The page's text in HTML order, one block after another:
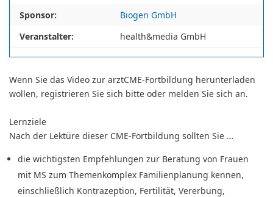
Sponsor:
Biogen GmbH
Veranstalter:
health&media GmbH
Wenn Sie das Video zur arztCME-Fortbildung herunterladen
wollen, registrieren Sie sich bitte oder melden Sie sich an.
Lernziele
Nach der Lektüre dieser CME-Fortbildung sollten Sie …
die wichtigsten Empfehlungen zur Beratung von Frauen
mit MS zum Themenkomplex Familienplanung kennen,
einschließlich Kontrazeption, Fertilität, Vererbung,